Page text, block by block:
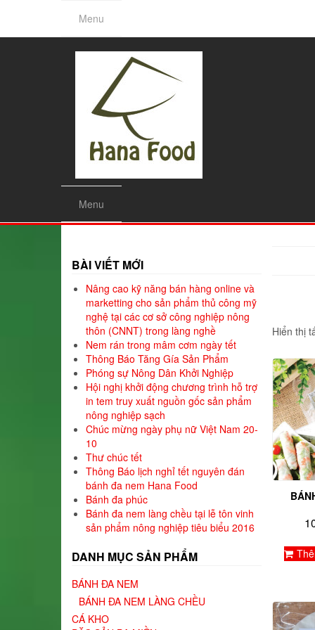
the
Menu
Menu
BÀI VIẾT MỚI
Nâng cao kỹ năng bán hàng online và
marketting cho sản phẩm thủ công mỹ
nghệ tại các cơ sở công nghiệp nông
thôn (CNNT) trong làng nghề
Nem rán trong mâm cơm ngày tết
Thông Báo Tăng Gía Sản Phẩm
Phóng sự Nông Dân Khởi Nghiệp
Hội nghị khởi động chương trình hỗ trợ
in tem truy xuất nguồn gốc sản phẩm
nông nghiệp sạch
Chúc mừng ngày phụ nữ Việt Nam 20-
10
Thư chúc tết
Thông Báo lịch nghỉ tết nguyên đán
bánh đa nem Hana Food
Bánh đa phúc
Bánh đa nem làng chều tại lễ tôn vinh
sản phẩm nông nghiệp tiêu biểu 2016
DANH MỤC SẢN PHẨM
BÁNH ĐA NEM
BÁNH ĐA NEM LÀNG CHỀU
CÁ KHO
Hiển thị